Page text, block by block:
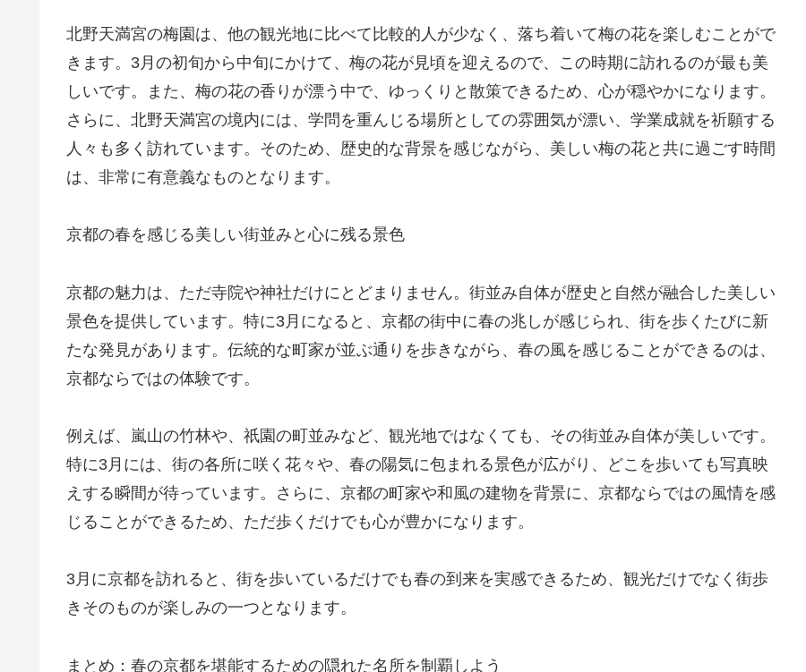
北野天満宮の梅園は、他の観光地に比べて比較的人が少なく、落ち着いて梅の花を楽しむことがで
きます。3月の初旬から中旬にかけて、梅の花が見頃を迎えるので、この時期に訪れるのが最も美
しいです。また、梅の花の香りが漂う中で、ゆっくりと散策できるため、心が穏やかになります。
さらに、北野天満宮の境内には、学問を重んじる場所としての雰囲気が漂い、学業成就を祈願する
人々も多く訪れています。そのため、歴史的な背景を感じながら、美しい梅の花と共に過ごす時間
は、非常に有意義なものとなります。
京都の春を感じる美しい街並みと心に残る景色
京都の魅力は、ただ寺院や神社だけにとどまりません。街並み自体が歴史と自然が融合した美しい
景色を提供しています。特に3月になると、京都の街中に春の兆しが感じられ、街を歩くたびに新
たな発見があります。伝統的な町家が並ぶ通りを歩きながら、春の風を感じることができるのは、
京都ならではの体験です。
例えば、嵐山の竹林や、祇園の町並みなど、観光地ではなくても、その街並み自体が美しいです。
特に3月には、街の各所に咲く花々や、春の陽気に包まれる景色が広がり、どこを歩いても写真映
えする瞬間が待っています。さらに、京都の町家や和風の建物を背景に、京都ならではの風情を感
じることができるため、ただ歩くだけでも心が豊かになります。
3月に京都を訪れると、街を歩いているだけでも春の到来を実感できるため、観光だけでなく街歩
きそのものが楽しみの一つとなります。
まとめ：春の京都を堪能するための隠れた名所を制覇しよう